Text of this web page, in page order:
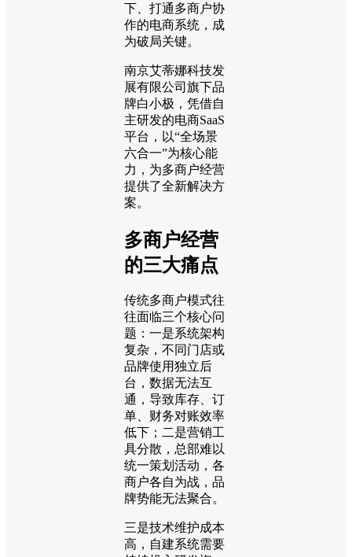
下、打通多商户协
作的电商系统，成
为破局关键。
南京艾蒂娜科技发
展有限公司旗下品
牌白小极，凭借自
主研发的电商SaaS
平台，以“全场景
六合一”为核心能
力，为多商户经营
提供了全新解决方
案。
多商户经营
的三大痛点
传统多商户模式往
往面临三个核心问
题：一是系统架构
复杂，不同门店或
品牌使用独立后
台，数据无法互
通，导致库存、订
单、财务对账效率
低下；二是营销工
具分散，总部难以
统一策划活动，各
商户各自为战，品
牌势能无法聚合。
三是技术维护成本
高，自建系统需要